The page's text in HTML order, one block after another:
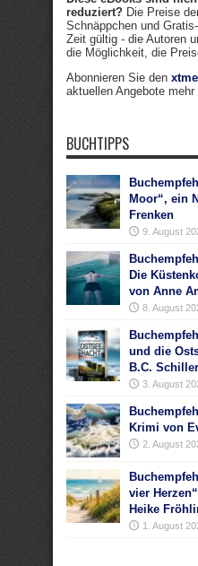
reduziert? Die Preise
Schnäppchen und
Zeit gültig - die Autoren
die Möglichkeit, die
Abonnieren Sie den
aktuellen Angebote
BUCHTIPPS
Moor“, ein
Frenken
9. August
Die
von Anne
8. August
und die
B.C. Schiller
3. August
Krimi von
2. August
vier
Heike
1. August